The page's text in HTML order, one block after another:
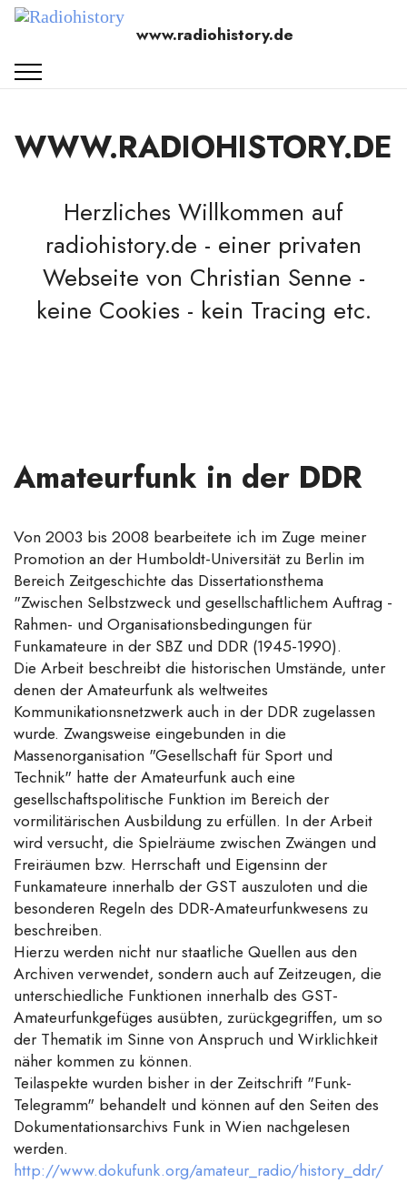
www.radiohistory.de
WWW.RADIOHISTORY.DE
Herzliches Willkommen auf
radiohistory.de - einer privaten
Webseite von Christian Senne -
keine Cookies - kein Tracing etc.
Amateurfunk in der DDR
Von 2003 bis 2008 bearbeitete ich im Zuge meiner
Promotion an der Humboldt-Universität zu Berlin im
Bereich Zeitgeschichte das Dissertationsthema
"Zwischen Selbstzweck und gesellschaftlichem Auftrag -
Rahmen- und Organisationsbedingungen für
Funkamateure in der SBZ und DDR (1945-1990).
Die Arbeit beschreibt die historischen Umstände, unter
denen der Amateurfunk als weltweites
Kommunikationsnetzwerk auch in der DDR zugelassen
wurde. Zwangsweise eingebunden in die
Massenorganisation "Gesellschaft für Sport und
Technik" hatte der Amateurfunk auch eine
gesellschaftspolitische Funktion im Bereich der
vormilitärischen Ausbildung zu erfüllen. In der Arbeit
wird versucht, die Spielräume zwischen Zwängen und
Freiräumen bzw. Herrschaft und Eigensinn der
Funkamateure innerhalb der GST auszuloten und die
besonderen Regeln des DDR-Amateurfunkwesens zu
beschreiben.
Hierzu werden nicht nur staatliche Quellen aus den
Archiven verwendet, sondern auch auf Zeitzeugen, die
unterschiedliche Funktionen innerhalb des GST-
Amateurfunkgefüges ausübten, zurückgegriffen, um so
der Thematik im Sinne von Anspruch und Wirklichkeit
näher kommen zu können.
Teilaspekte wurden bisher in der Zeitschrift "Funk-
Telegramm" behandelt und können auf den Seiten des
Dokumentationsarchivs Funk in Wien nachgelesen
werden.
http://www.dokufunk.org/amateur_radio/history_ddr/